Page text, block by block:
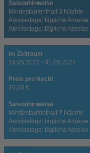
Saisonhinweise
Mindestaufenthalt 3 Nächte
Anreisetage: tägliche Anreise
Abreisetage: tägliche Abreise
im Zeitraum
14.05.2027 - 31.05.2027
Preis pro Nacht
70,00 €
Saisonhinweise
Mindestaufenthalt 7 Nächte
Anreisetage: tägliche Anreise
Abreisetage: tägliche Abreise